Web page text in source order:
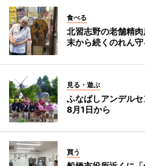
食べる
北習志野の老舗精
末から続くのれん守
見る・遊ぶ
ふなばしアンデル
8月1日から
買う